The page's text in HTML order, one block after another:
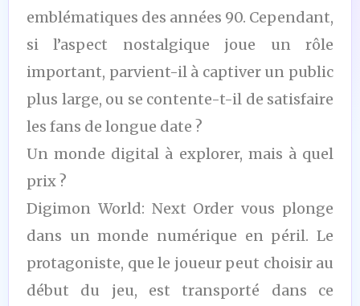
emblématiques des années 90. Cependant,
si l’aspect nostalgique joue un rôle
important, parvient-il à captiver un public
plus large, ou se contente-t-il de satisfaire
les fans de longue date ?
Un monde digital à explorer, mais à quel
prix ?
Digimon World: Next Order vous plonge
dans un monde numérique en péril. Le
protagoniste, que le joueur peut choisir au
début du jeu, est transporté dans ce